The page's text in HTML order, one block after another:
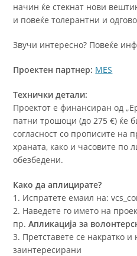
начин ќе стекнат нови
и повеќе толерантни и
Звучи интересно? Повеќе
Проектен партнер: MES
Технички детали:
Проектот е финансиран од
патни трошоци (до 275 €) ќе
согласност со прописите на
храната, како и часовите по
обезбедени.
Како да аплицирате?
1. Испратете емаил на:
2. Наведете го името на
пр.Апликација за
3. Претставете се накратко и
заинтересирани